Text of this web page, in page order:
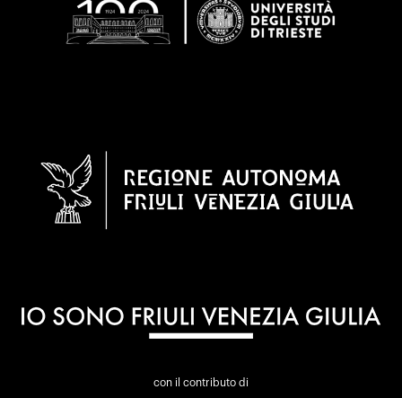
con il contributo di